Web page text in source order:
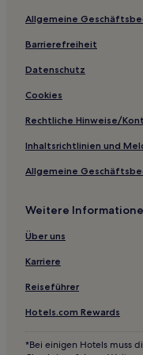
Hotels mit Küchenzeile
Familien in Rilievo
Familien in Calatafimi
Hotels mit
Strand in Westsizilien
Günstige in Westsizilien
Hotels mit Pool in
Hotels mit
Hotels mit Parkplatz
Haustierfreundliche
Familien in Balestrate
Hotels nahe Strand von
Hotels nahe
Allgemeine
Barrierefreiheit
Datenschutz
Cookies
Rechtliche Hinweise/
Inhaltsrichtlinien und
Allgemeine
Weitere
Über uns
Karriere
Reiseführer
Hotels.com Rewards
*Bei einigen Hotels muss